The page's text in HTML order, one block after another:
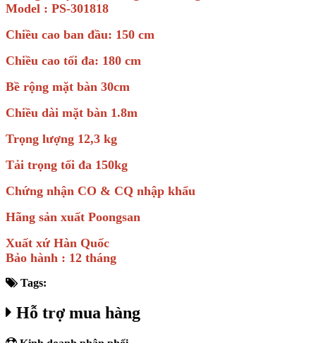
Model : PS-301818
Chiều cao ban đầu: 150 cm
Chiều cao tối đa: 180 cm
Bề rộng mặt bàn 30cm
Chiều dài mặt bàn 1.8m
Trọng lượng 12,3 kg
Tải trọng tối đa 150kg
Chứng nhận CO & CQ nhập khẩu
Hãng sản xuất Poongsan
Xuất xứ Hàn Quốc
Bảo hành : 12 tháng
Tags:
Hỗ trợ mua hàng